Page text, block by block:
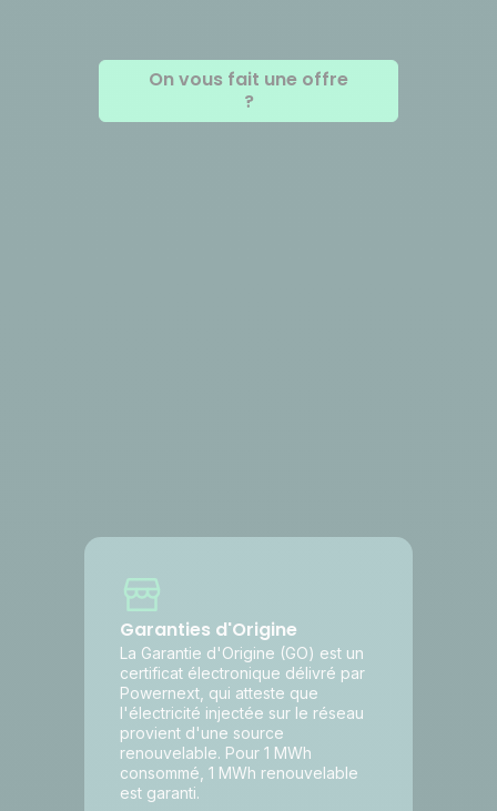
On vous fait une offre
?
Garanties d'Origine
La Garantie d'Origine (GO) est un
certificat électronique délivré par
Powernext, qui atteste que
l'électricité injectée sur le réseau
provient d'une source
renouvelable. Pour 1 MWh
consommé, 1 MWh renouvelable
est garanti.